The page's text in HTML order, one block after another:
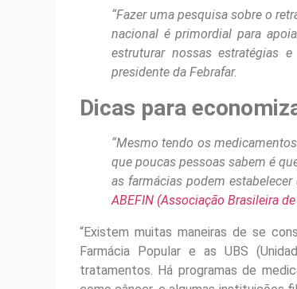
“Fazer uma pesquisa sobre o
nacional é primordial para
estruturar nossas estratégias
presidente da Febrafar.
Dicas para
“Mesmo tendo os
que poucas pessoas sabem é
as farmácias podem
ABEFIN (Associação Brasileira
“Existem muitas maneiras de se
Farmácia Popular e as UBS
tratamentos. Há programas de